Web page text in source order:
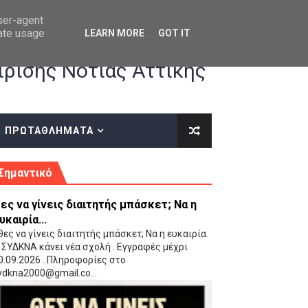
οδηγίες επί του ΚΑΝΟΝΙΣΜΟΥ ΕΓΓΡΑΦΩΝ-ΜΕΤΑΓΡΑΦΩΝ ΤΗΣ
(VIDEO)
Νότιας Αττικής
ΠΡΩΤΑΘΛΗΜΑΤΑ
να γίνεις διαιτητής μπάσκετ; Να η
να γίνεις διαιτητής μπάσκετ; Να η ευκαιρία.
κάνει νέα σχολή . Εγγραφές μέχρι
. Πληροφορίες στο
agent
usage
LEARN MORE GOT IT